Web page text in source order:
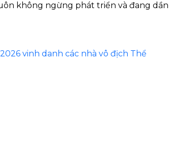
không ngừng phát triển và đang dần